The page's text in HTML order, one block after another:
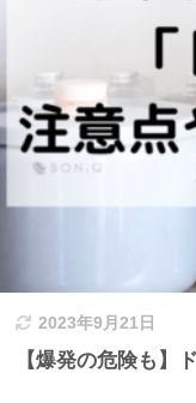
2023年9月21日
【爆発の危険も】